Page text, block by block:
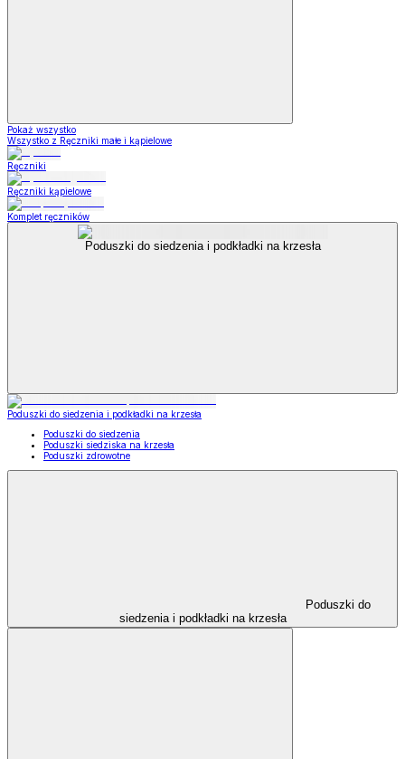
Pokaż wszystko
Wszystko z Ręczniki małe i kąpielowe
Ręczniki
Ręczniki kąpielowe
Komplet ręczników
Poduszki do siedzenia i podkładki na krzesła
Poduszki do siedzenia i podkładki na krzesła
Poduszki do siedzenia
Poduszki siedziska na krzesła
Poduszki zdrowotne
Poduszki do
siedzenia i podkładki na krzesła